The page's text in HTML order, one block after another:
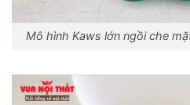
Mô hình Kaws lớn ngồi che